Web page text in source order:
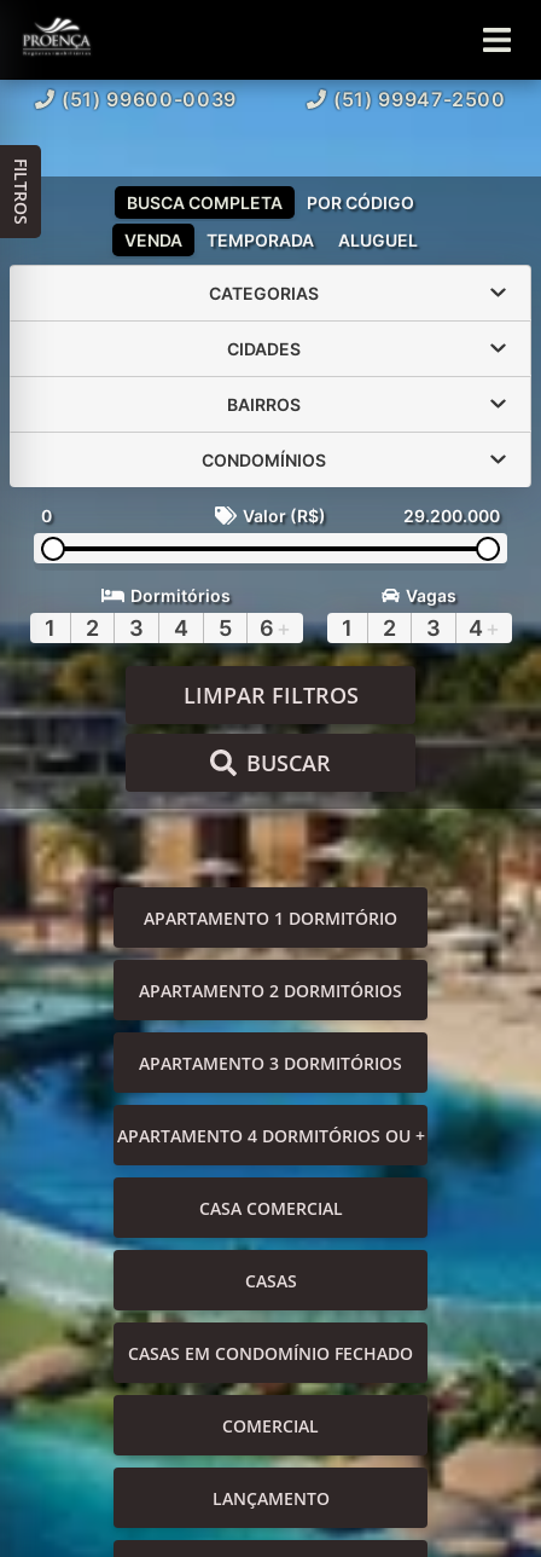
(51) 99600-0039 (51) 99947-2500
VENDA TEMPORADA ALUGUEL
BUSCA COMPLETA POR CÓDIGO
CATEGORIAS
CIDADES
BAIRROS
CONDOMÍNIOS
0 Valor (R$) 29.200.000
Dormitórios
1 2 3 4 5 6 +
Vagas
1 2 3 4 +
LIMPAR FILTROS
BUSCAR
APARTAMENTO 1 DORMITÓRIO
APARTAMENTO 2 DORMITÓRIOS
APARTAMENTO 3 DORMITÓRIOS
APARTAMENTO 4 DORMITÓRIOS OU +
CASA COMERCIAL
CASAS
CASAS EM CONDOMÍNIO FECHADO
COMERCIAL
LANÇAMENTO
FILTROS